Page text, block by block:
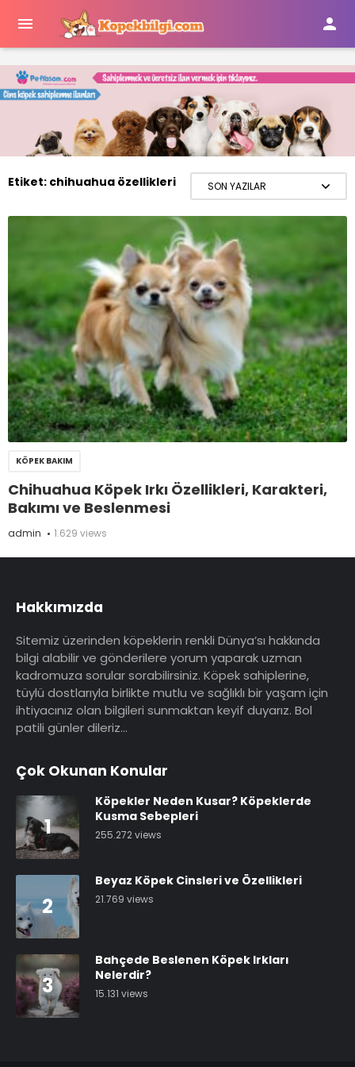
 
Etiket: chihuahua özellikleri
KÖPEK BAKIM
Chihuahua Köpek Irkı Özellikleri, Karakteri,
Bakımı ve Beslenmesi
admin 1.629 views
Hakkımızda
Sitemiz üzerinden köpeklerin renkli Dünya’sı hakkında
bilgi alabilir ve gönderilere yorum yaparak uzman
kadromuza sorular sorabilirsiniz. Köpek sahiplerine,
tüylü dostlarıyla birlikte mutlu ve sağlıklı bir yaşam için
ihtiyacınız olan bilgileri sunmaktan keyif duyarız. Bol
patili günler dileriz…
Çok Okunan Konular
1
Köpekler Neden Kusar? Köpeklerde
Kusma Sebepleri
255.272 views
2
Beyaz Köpek Cinsleri ve Özellikleri
21.769 views
3
Bahçede Beslenen Köpek Irkları
Nelerdir?
15.131 views